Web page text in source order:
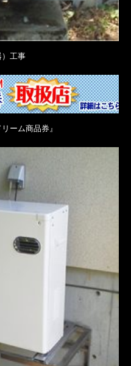
）工事
ーム商品券』